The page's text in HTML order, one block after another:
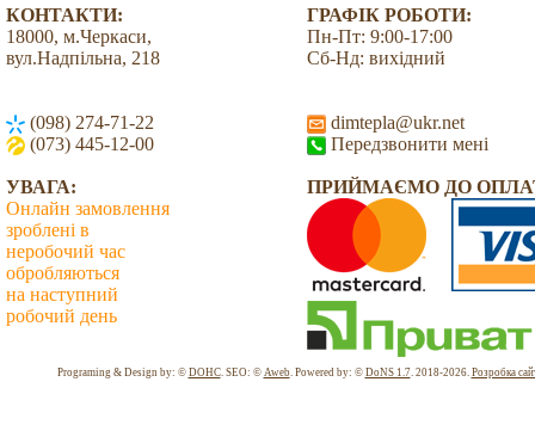
КОНТАКТИ:
18000, м.Черкаси,
вул.Надпільна, 218
(098) 274-71-22
(073) 445-12-00
ГРАФІК РОБОТИ:
Пн-Пт: 9:00-17:00
Сб-Нд: вихідний
dimtepla@ukr.net
Передзвонити мені
УВАГА:
Онлайн замовлення
зроблені в
неробочий час
обробляються
на наступний
робочий день
ПРИЙМАЄМО ДО
Programing & Design by: © DOHC. SEO: © Aweb. Powered by: © DoNS 1.7. 2018-2026. Розробка